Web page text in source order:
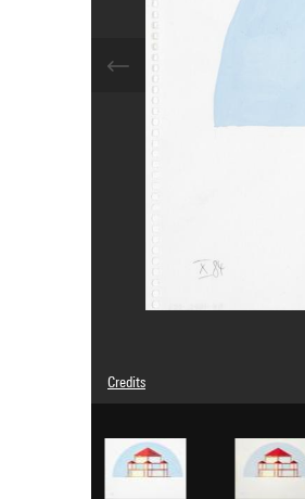
Credits
© Adagp, Paris
Image reference : 4Y10829